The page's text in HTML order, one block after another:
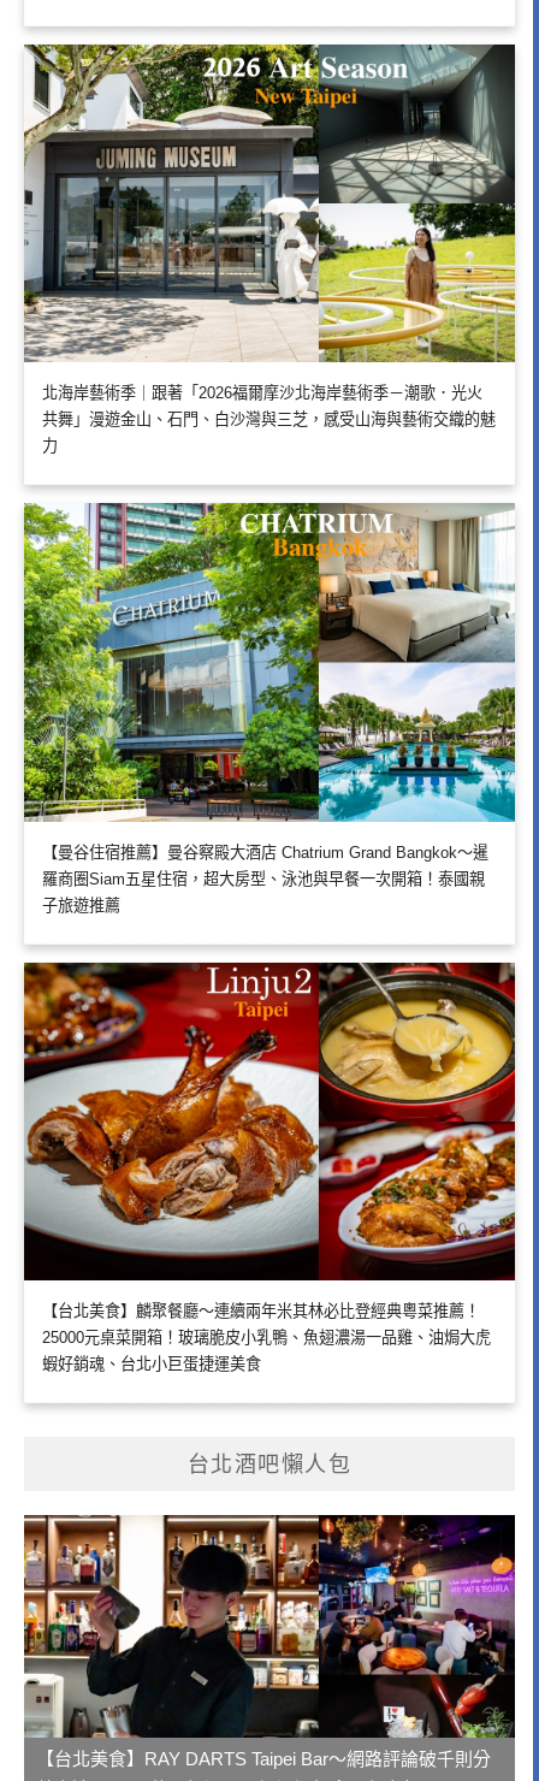
北海岸藝術季｜跟著「2026福爾摩沙北海岸藝術季－潮歌．光火
共舞」漫遊金山、石門、白沙灣與三芝，感受山海與藝術交織的魅
力
【曼谷住宿推薦】曼谷察殿大酒店 Chatrium Grand Bangkok～暹
羅商圈Siam五星住宿，超大房型、泳池與早餐一次開箱！泰國親
子旅遊推薦
【台北美食】麟聚餐廳～連續兩年米其林必比登經典粵菜推薦！
25000元桌菜開箱！玻璃脆皮小乳鴨、魚翅濃湯一品雞、油焗大虎
蝦好銷魂、台北小巨蛋捷運美食
台北酒吧懶人包
【台北美食】RAY DARTS Taipei Bar～網路評論破千則分